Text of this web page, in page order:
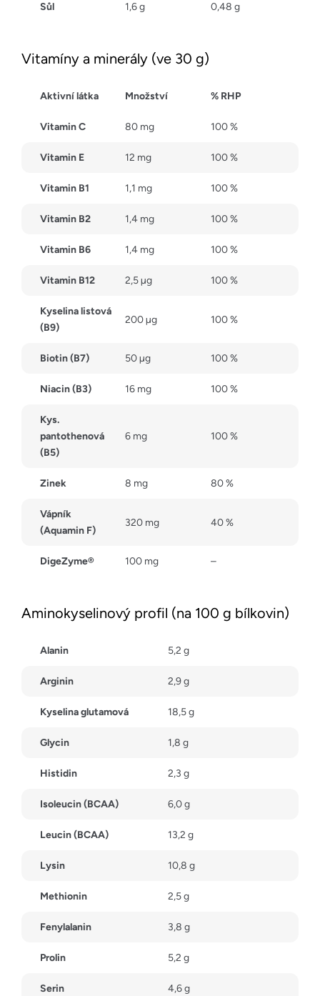
Sůl 1,6 g 0,48 g
Vitamíny a minerály (ve 30 g)
Aktivní látka Množství % RHP
Vitamin C 80 mg 100 %
Vitamin E 12 mg 100 %
Vitamin B1 1,1 mg 100 %
Vitamin B2 1,4 mg 100 %
Vitamin B6 1,4 mg 100 %
Vitamin B12 2,5 µg 100 %
Kyselina listová
(B9)
200 µg 100 %
Biotin (B7) 50 µg 100 %
Niacin (B3) 16 mg 100 %
Kys.
pantothenová
(B5)
6 mg 100 %
Zinek 8 mg 80 %
Vápník
(Aquamin F)
320 mg 40 %
DigeZyme® 100 mg –
Aminokyselinový profil (na 100 g bílkovin)
Alanin 5,2 g
Arginin 2,9 g
Kyselina glutamová 18,5 g
Glycin 1,8 g
Histidin 2,3 g
Isoleucin (BCAA) 6,0 g
Leucin (BCAA) 13,2 g
Lysin 10,8 g
Methionin 2,5 g
Fenylalanin 3,8 g
Prolin 5,2 g
Serin 4,6 g